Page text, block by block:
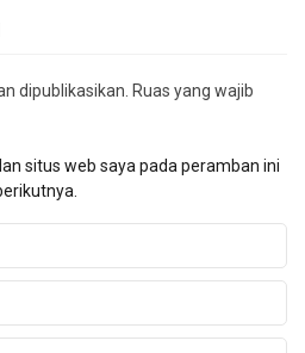
dipublikasikan. Ruas yang wajib
situs web saya pada peramban ini